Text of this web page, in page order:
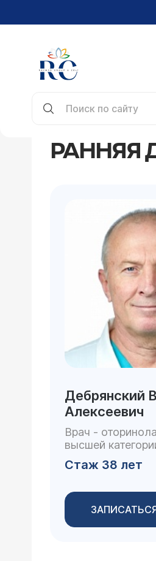
РАННЯЯ
Дебрянский
Алексеевич
Врач -
высшей
Стаж 38 лет